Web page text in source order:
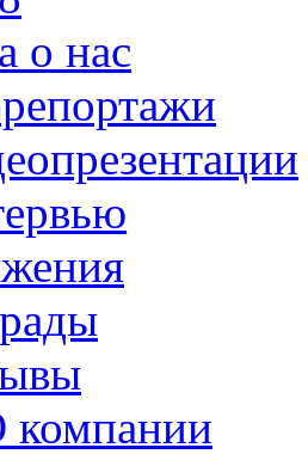
о нас
компании